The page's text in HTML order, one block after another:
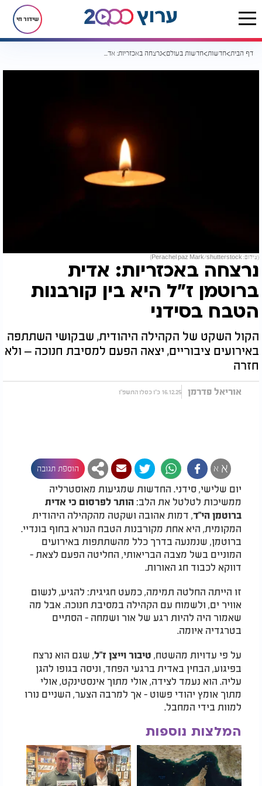
שידור חי
דף הבית חדשות חדשות בעולם נרצחה באכזריות: אדית ברוטמן ז"ל היא בין קורבנות הטבח בסידני
(צילום: Perachel paz Mark/shutterstock)
נרצחה באכזריות: אדית
ברוטמן ז"ל היא בין קורבנות
הטבח בסידני
הקול השקט של הקהילה היהודית, שבקושי השתתפה
באירועים ציבוריים, יצאה הפעם למסיבת חנוכה – ולא
חזרה
אוריאל פדרמן 16.12.25 כ"ו כסלו התשפ"ו
א א הוספת תגובה
יום שלישי, סידני. החדשות שמגיעות מאוסטרליה
ממשיכות לטלטל את הלב: הותר לפרסום כי אדית
ברוטמן הי"ד, דמות אהובה ושקטה מהקהילה היהודית
המקומית, היא אחת מקורבנות הטבח הנורא בחוף בונדיי.
ברוטמן, שנמנעה בדרך כלל מהשתתפות באירועים
המוניים בשל מצבה הבריאותי, החליטה הפעם לצאת -
דווקא לכבוד חג האורות.
זו הייתה החלטה תמימה, כמעט חגיגית: להגיע, לנשום
אוויר ים, ולשמוח עם הקהילה במסיבת חנוכה. אבל מה
שאמור היה להיות רגע של אור ושמחה - הסתיים
בטרגדיה איומה.
על פי עדויות מהשטח, טיבור וייצן ז"ל, שגם הוא נרצח
בפיגוע, הבחין באדית ברגעי הפחד, וניסה בגופו להגן
עליה. הוא נעמד לצידה, אולי מתוך אינסטינקט, אולי
מתוך אומץ יהודי פשוט - אך למרבה הצער, השניים נורו
למוות בידי המחבל.
המלצות נוספות